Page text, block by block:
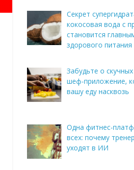
Секрет
кокосовая вода с
становится
здорового питания
Забудьте о
шеф-приложение,
вашу еду насквозь
Одна фитнес-
всех: почему
уходят в ИИ